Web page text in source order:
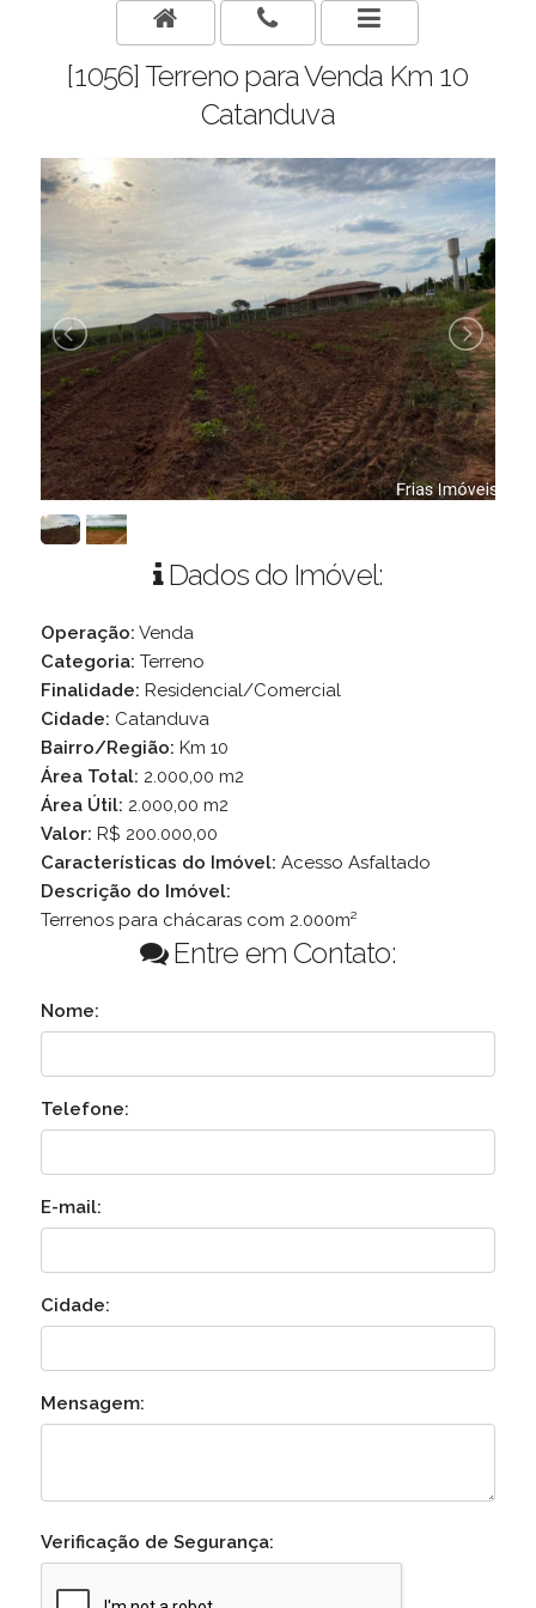
[1056] Terreno para Venda Km 10
Catanduva
Dados do Imóvel:
Operação: Venda
Categoria: Terreno
Finalidade: Residencial/Comercial
Cidade: Catanduva
Bairro/Região: Km 10
Área Total: 2.000,00 m2
Área Útil: 2.000,00 m2
Valor: R$ 200.000,00
Características do Imóvel: Acesso Asfaltado
Descrição do Imóvel:
Terrenos para chácaras com 2.000m²
Entre em Contato:
Nome:
Telefone:
E-mail:
Cidade:
Mensagem:
Verificação de Segurança: